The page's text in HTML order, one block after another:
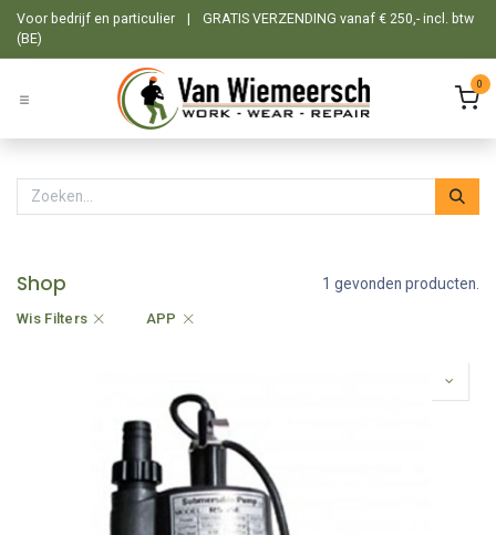
Overslaan naar inhoud
Voor bedrijf en particulier |
GRATIS VERZENDING vanaf € 250,- incl. btw
(BE)
0
Shop 1 gevonden producten.
Wis Filters APP